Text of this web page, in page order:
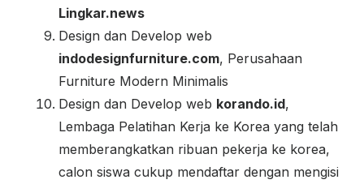
Lingkar.news
Design dan Develop web
indodesignfurniture.com, Perusahaan
Furniture Modern Minimalis
Design dan Develop web korando.id,
Lembaga Pelatihan Kerja ke Korea yang telah
memberangkatkan ribuan pekerja ke korea,
calon siswa cukup mendaftar dengan mengisi